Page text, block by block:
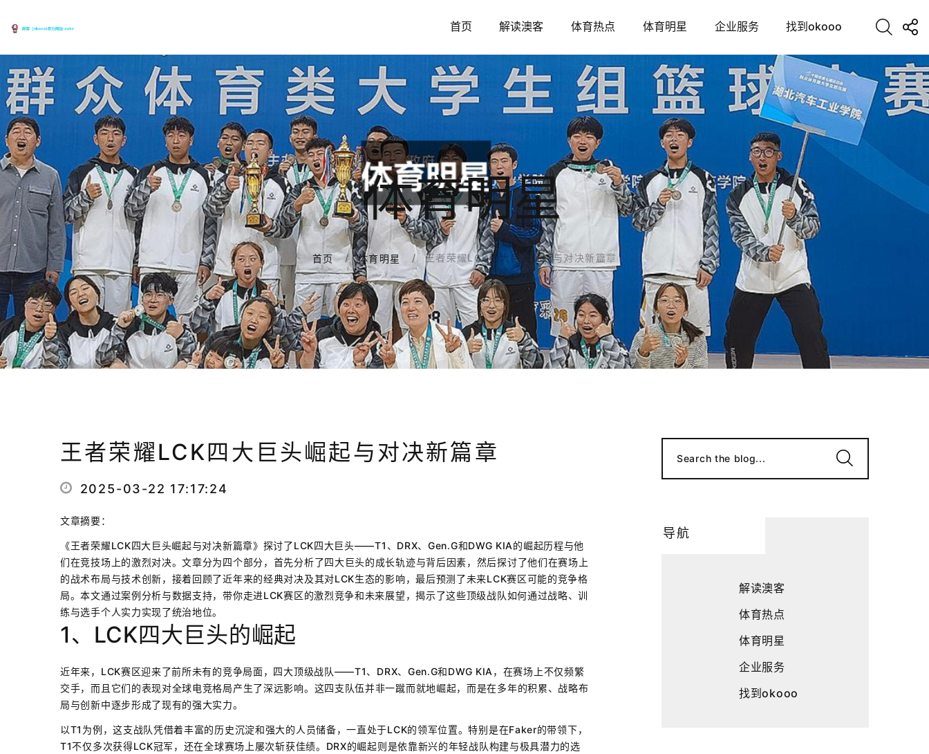
首页 解读澳客 体育热点 体育明星 企业服务 找到okooo
体育明星
首页 体育明星 王者荣耀LCK四大巨头崛起与对决新篇章
王者荣耀LCK四大巨头崛起与对决新篇章
2025-03-22 17:17:24
文章摘要：
《王者荣耀LCK四大巨头崛起与对决新篇章》探讨了LCK四大巨头——T1、DRX、Gen.G和DWG KIA的崛起历程与他
们在竞技场上的激烈对决。文章分为四个部分，首先分析了四大巨头的成长轨迹与背后因素，然后探讨了他们在赛场上
的战术布局与技术创新，接着回顾了近年来的经典对决及其对LCK生态的影响，最后预测了未来LCK赛区可能的竞争格
局。本文通过案例分析与数据支持，带你走进LCK赛区的激烈竞争和未来展望，揭示了这些顶级战队如何通过战略、训
练与选手个人实力实现了统治地位。
1、LCK四大巨头的崛起
近年来，LCK赛区迎来了前所未有的竞争局面，四大顶级战队——T1、DRX、Gen.G和DWG KIA，在赛场上不仅频繁
交手，而且它们的表现对全球电竞格局产生了深远影响。这四支队伍并非一蹴而就地崛起，而是在多年的积累、战略布
局与创新中逐步形成了现有的强大实力。
以T1为例，这支战队凭借着丰富的历史沉淀和强大的人员储备，一直处于LCK的领军位置。特别是在Faker的带领下，
T1不仅多次获得LCK冠军，还在全球赛场上屡次斩获佳绩。DRX的崛起则是依靠新兴的年轻战队构建与极具潜力的选
Search the blog...
导航
解读澳客
体育热点
体育明星
企业服务
找到okooo